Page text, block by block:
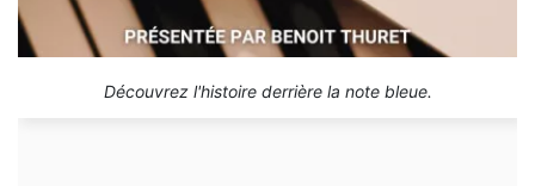
Découvrez l'histoire derrière la note bleue.